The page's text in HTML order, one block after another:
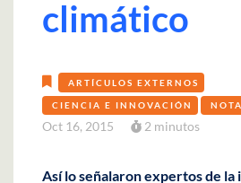
climático
ARTÍCULOS EXTERNOS
CIENCIA E INNOVACIÓN
Oct 16, 2015 2 minutos
Así lo señalaron expertos de la